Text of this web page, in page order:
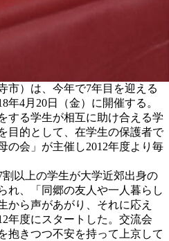
市）は、今年で7年目を迎える
年4月20日（金）に開催する。
する学生が相互に助け合える学
目的として、在学生の保護者で
の会」が主催し2012年度より毎
以上の学生が大学近郊出身の
れ、「同郷の友人や一人暮らし
から声があがり、それに応え
年度にスタートした。交流会
抱きつつ不安を持って上京して